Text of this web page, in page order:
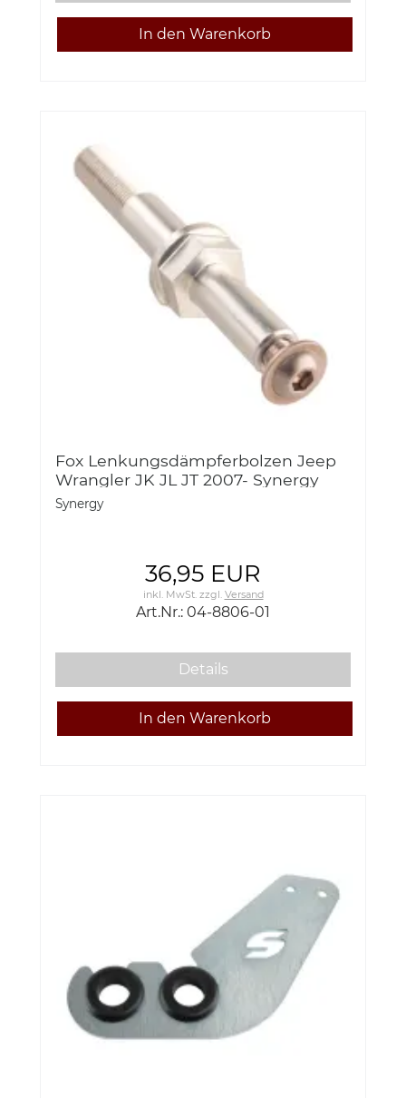
Fox Lenkungsdämpferbolzen Jeep
Wrangler JK JL JT 2007- Synergy
8806-01
Synergy
36,95 EUR
inkl. MwSt.zzgl. Versand
Art.Nr.: 04-8806-01
Details